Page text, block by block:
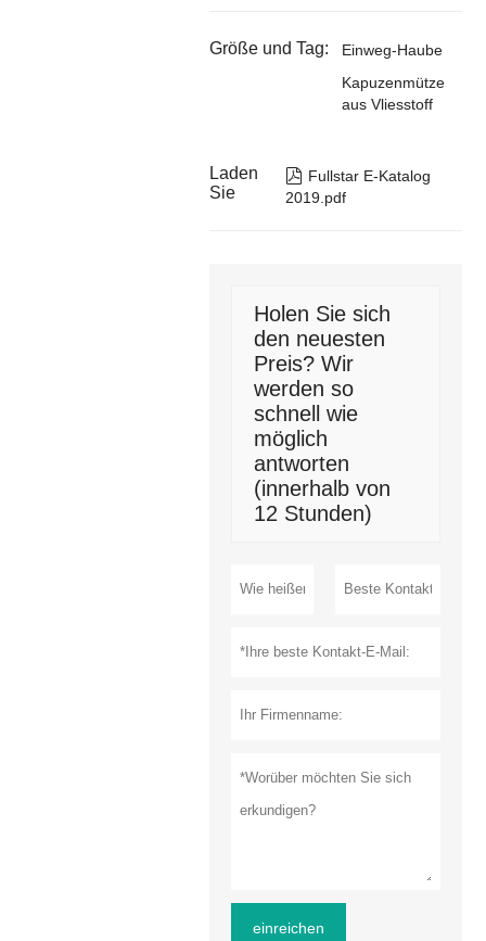
Größe und Tag:
Einweg-Haube
Kapuzenmütze
aus Vliesstoff
Laden
Sie
 Fullstar E-Katalog
2019.pdf
Holen Sie sich
den neuesten
Preis? Wir
werden so
schnell wie
möglich
antworten
(innerhalb von
12 Stunden)
einreichen